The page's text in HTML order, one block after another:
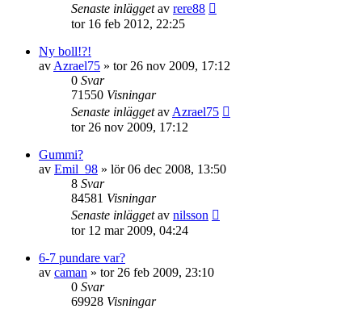
Senaste inläggetav rere88
tor 16 feb 2012, 22:25
Ny boll!?!
av Azrael75 » tor 26 nov 2009, 17:12
0 Svar
71550 Visningar
Senaste inläggetav Azrael75
tor 26 nov 2009, 17:12
Gummi?
av Emil_98 » lör 06 dec 2008, 13:50
8 Svar
84581 Visningar
Senaste inläggetav nilsson
tor 12 mar 2009, 04:24
6-7 pundare var?
av caman » tor 26 feb 2009, 23:10
0 Svar
69928 Visningar